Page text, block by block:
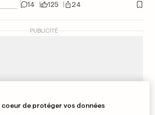
14 125 24
PUBLICITÉ
coeur de protéger vos données